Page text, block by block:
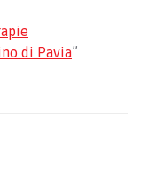
di Pavia”